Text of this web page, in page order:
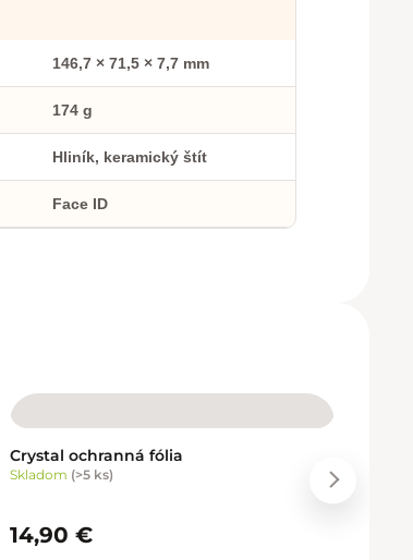
146,7 × 71,5 × 7,7 mm
174 g
Hliník, keramický štít
Face ID
Crystal ochranná fólia
Skladom (>5 ks)
14,90 €